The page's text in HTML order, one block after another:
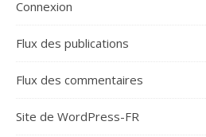
Connexion
Flux des publications
Flux des commentaires
Site de WordPress-FR